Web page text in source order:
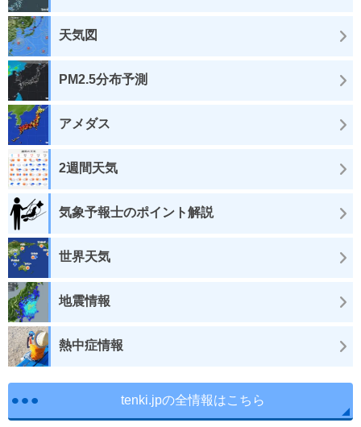
天気図
PM2.5分布予測
アメダス
2週間天気
気象予報士のポイント解説
世界天気
地震情報
熱中症情報
tenki.jpの全情報はこちら